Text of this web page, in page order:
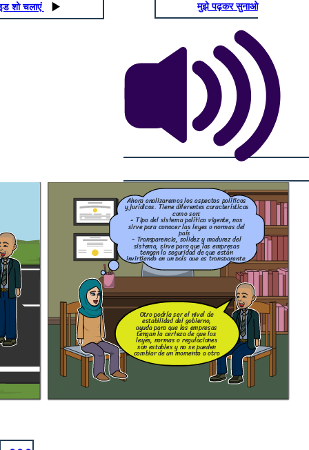
शो चलाएं मुझे पढ़कर सुनाओ
Ahora analizaremos los aspectos políticos
y jurídicos. Tiene diferentes características
como son:
- Tipo del sistema político vigente, nos
sirve para conocer las leyes o normas del
país .
- Transparencia, solidez y madurez del
sistema, sirve para que las empresas
tengan la seguridad de que están
invirtiendo en un país que es transparente.
Otro podría ser el nivel de
estabilidad del gobierno,
ayuda para que las empresas
tengan la certeza de que las
leyes, normas o regulaciones
son estables y no se pueden
cambiar de un momento a otro